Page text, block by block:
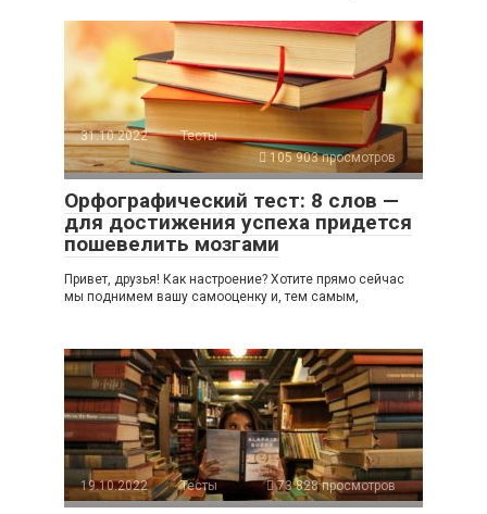
31.10.2022
Тесты
105 903 просмотров
Орфографический тест: 8 слов —
для достижения успеха придется
пошевелить мозгами
Привет, друзья! Как настроение? Хотите прямо сейчас
мы поднимем вашу самооценку и, тем самым,
19.10.2022 Тесты 73 828 просмотров